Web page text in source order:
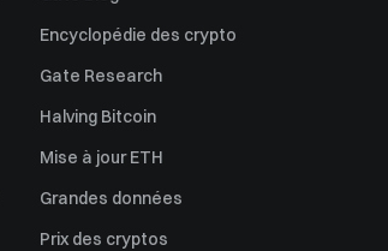
Encyclopédie des crypto
Gate Research
Halving Bitcoin
Mise à jour ETH
Grandes données
Prix des cryptos